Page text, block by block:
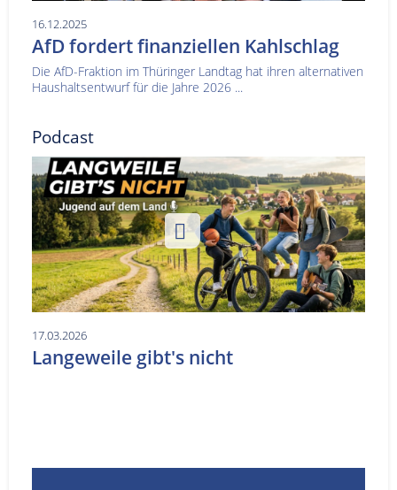
16.12.2025
AfD fordert finanziellen Kahlschlag
Die AfD-Fraktion im Thüringer Landtag hat ihren alternativen
Haushaltsentwurf für die Jahre 2026 ...
Podcast
17.03.2026
Langeweile gibt's nicht